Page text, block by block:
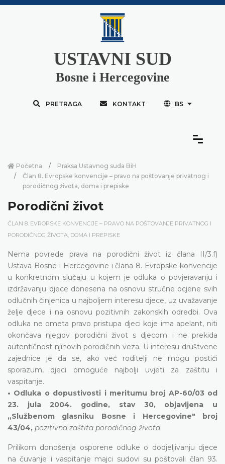
USTAVNI SUD
Bosne i Hercegovine
PRETRAGA KONTAKT BS
Početna
Praksa Ustavnog suda BiH
Član 8. Evropske konvencije – pravo na poštovanje privatnog i
porodičnog života, doma i prepiske
Porodični život
ČLAN 8. EVROPSKE KONVENCIJE – PRAVO NA POŠTOVANJE PRIVATNOG I
PORODIČNOG ŽIVOTA, DOMA I PREPISKE
Nema povrede prava na porodični život iz člana II/3.f)
Ustava Bosne i Hercegovine i člana 8. Evropske konvencije
u konkretnom slučaju u kojem je odluka o povjeravanju i
izdržavanju djece donesena na osnovu stručne ocjene svih
odlučnih činjenica u najboljem interesu djece, uz uvažavanje
želje djece i na osnovu pozitivnih zakonskih odredbi. Ova
odluka ne ometa pravo pristupa djeci koje ima apelant, niti
okončava njegov porodični život s djecom i ne prekida
autentičnost njihovih porodičnih veza. U interesu društvene
zajednice je da se, ako već roditelji ne mogu postići
sporazum, djeci omoguće najbolji uvjeti za zaštitu i
vaspitanje.
• Odluka o dopustivosti i meritumu broj AP-60/03 od
23. jula 2004. godine, stav 30, objavljena u
„Službenom glasniku Bosne i Hercegovine" broj
43/04, pozitivna zaštita porodičnog života
Prilikom donošenja osporene odluke o dodjeljivanju djece
na čuvanje i vaspitanje majci sudovi su poštovali član 93.